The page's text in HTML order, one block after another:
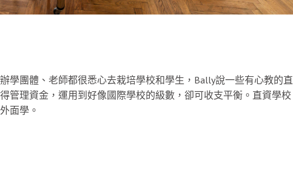
學團體、老師都很悉心去栽培學校和學生，Bally說一些有心教的直
管理資金，運用到好像國際學校的級數，卻可收支平衡。直資學校
面學。